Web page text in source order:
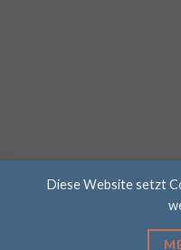
Diese Website setzt